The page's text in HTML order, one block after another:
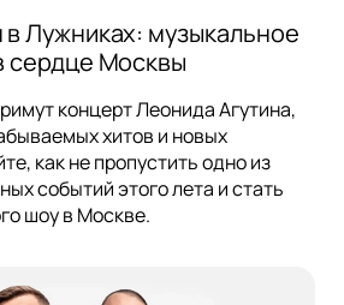
Лужниках: музыкальное
сердце Москвы
концерт Леонида Агутина,
хитов и новых
как не пропустить одно из
событий этого лета и стать
шоу в Москве.